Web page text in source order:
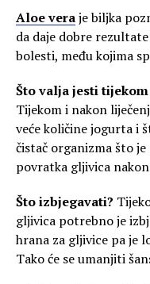
Aloe veraje biljka
da daje dobre
bolesti, među kojima
Što valja jesti
Tijekom i nakon
veće količine jogurta i
čistač organizma što
povratka gljivica
Što izbjegavati?
gljivica potrebno je
hrana za gljivice pa je
Tako će se umanjiti